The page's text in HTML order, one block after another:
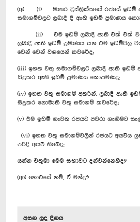
(අ) (i) මාතර දිස්ත්‍රික්කයේ රජයේ ඉඩම්
සමාගම්වලට ලබාදී දී ඇති ඉඩම් ප්‍රමාණය
(ii) එම ඉඩම් ලබාදී ඇති එක් එක් වතු
ලබාදී ඇති ඉඩම් ප්‍රමාණය සහ එම ඉඩම්වල
වෙන් වෙන් වශයෙන් කවරේද;
(iii) ඉහත වතු සමාගම්වලට ලබාදී ඇති ඉඩම්
සිදුකර ඇති ඉඩම් ප්‍රමාණය කොපමණද;
(iv) ඉහත වතු සමාගම් අතරින්, ලබාදී ඇති
සිදුකර නොමැති වතු සමාගම් කවරේද;
(v) එම ඉඩම් නැවත රජයට පවරා ගැනීමට
(vi) ඉහත වතු සමාගම්වලින් රජයට අයවිය
පරිදි අයවී තිබේද;
යන්න එතුමා මෙම සභාවට දන්වන්නෙහිද?
(ආ) නොඑසේ නම්, ඒ මන්ද?
අසන ලද දිනය